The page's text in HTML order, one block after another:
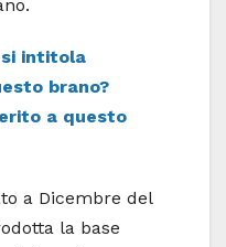
intitola
brano?
a questo
a Dicembre del
la base